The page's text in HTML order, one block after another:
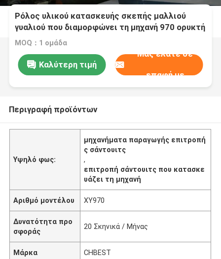
Ρόλος υλικού κατασκευής σκεπής μαλλιού
γυαλιού που διαμορφώνει τη μηχανή 970 ορυκτή
επιτροπή σάντουιτς μαλλιού βράχου
MOQ：1 ομάδα
Καλύτερη τιμή
Μας ελάτε σε
επαφή με
Περιγραφή προϊόντων
Υψηλό φως:
μηχανήματα παραγωγής επιτροπή
ς σάντουιτς
,
επιτροπή σάντουιτς που κατασκε
υάζει τη μηχανή
Αριθμό μοντέλου XY970
Δυνατότητα προ
σφοράς
20 Σκηνικά / Μήνας
Μάρκα CHBEST